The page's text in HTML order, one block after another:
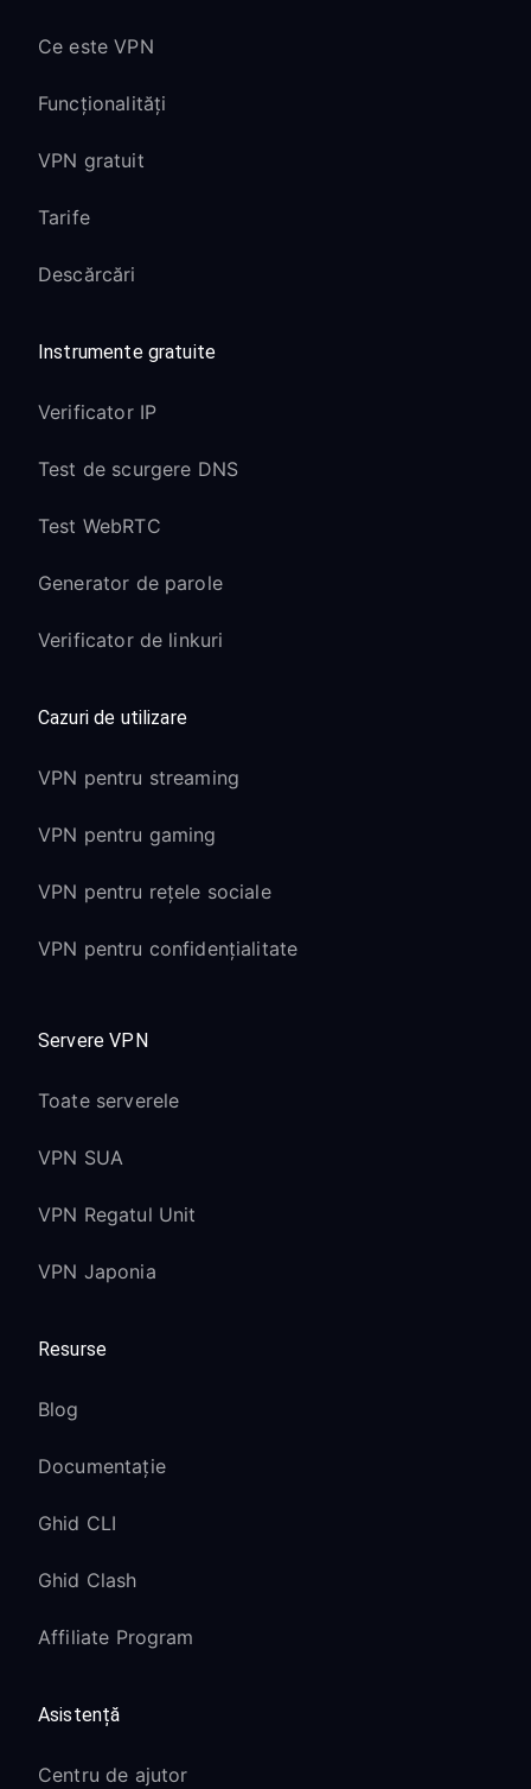
Ce este VPN
Funcționalități
VPN gratuit
Tarife
Descărcări
Instrumente gratuite
Verificator IP
Test de scurgere DNS
Test WebRTC
Generator de parole
Verificator de linkuri
Cazuri de utilizare
VPN pentru streaming
VPN pentru gaming
VPN pentru rețele sociale
VPN pentru confidențialitate
Servere VPN
Toate serverele
VPN SUA
VPN Regatul Unit
VPN Japonia
Resurse
Blog
Documentație
Ghid CLI
Ghid Clash
Affiliate Program
Asistență
Centru de ajutor